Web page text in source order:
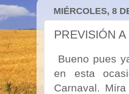
MIÉRCOLES, 8
PREVISIÓN
Bueno pues
en esta
Carnaval.